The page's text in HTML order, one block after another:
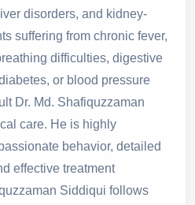
disorders, and kidney-
suffering from chronic fever,
difficulties, digestive
or blood pressure
Dr. Md. Shafiquzzaman
care. He is highly
behavior, detailed
effective treatment
Siddiqui follows